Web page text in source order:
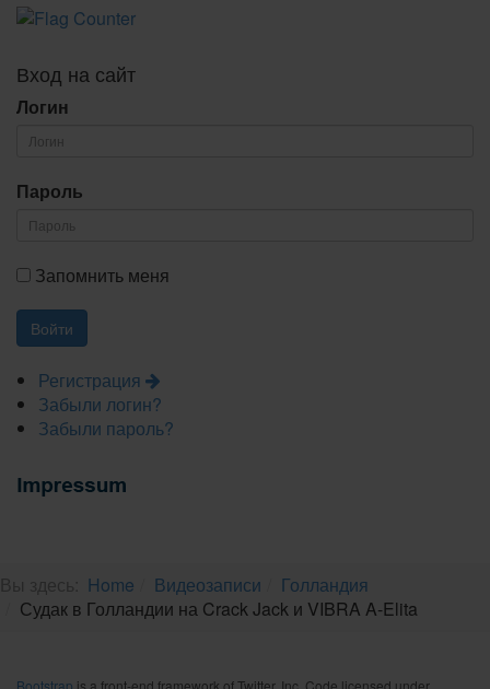
Вход на сайт
Логин
Пароль
Запомнить меня
Регистрация
Забыли логин?
Забыли пароль?
Home Видеозаписи
Голландия
Судак в Голландии на Crack Jack и VIBRA A-Elita
Bootstrap is a front-end framework of Twitter, Inc. Code licensed under